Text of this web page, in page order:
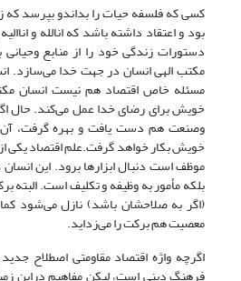
کسی که فلسفه حیات را بداندو بپرسد که
بود و اعتقاد داشته باشد که انالله و
دستورات زندگی خود را از منابع
مکتب الهی انسان در جهت خدا می‌سازد.
مسئله خاص اقتصاد هم نیست انسان
خویش برای رضای خدا عمل می‌کند. حال
وصنعت هم دست یافت و بهره گرفت،
خویش بکار خواهد گرفت.علم اقتصاد یکی
موظف است دنبال ابزارها برود. این
بلکه مأمور به وظیفه و تکلیف است. البته
(اگر به صلاحشان باشد) نازل می‌شود
معصیت هم برکت را می‌زداید.
اگرچه واژه اقتصاد مقاومتی اصطلاح